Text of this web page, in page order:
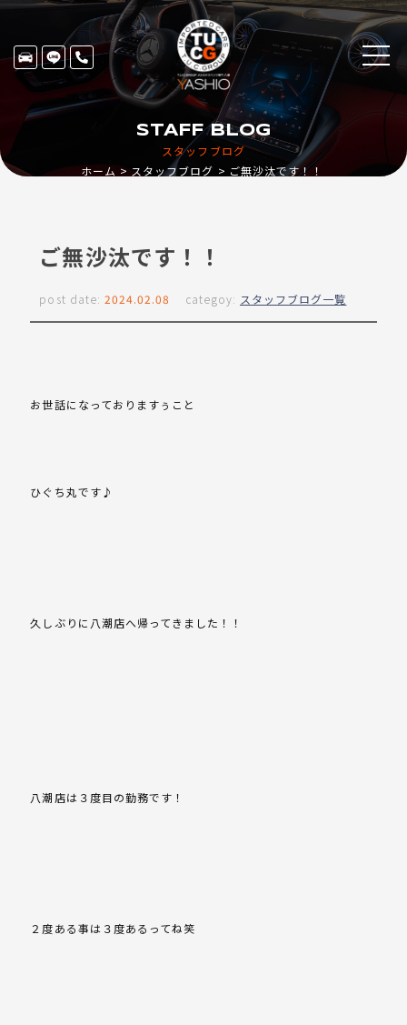
スタッフブログ
STAFF BLOG
ホーム スタッフブログ ご無沙汰です！！
ご無沙汰です！！
post date: 2024.02.08 categoy: スタッフブログ一覧
お世話になっておりますぅこと
ひぐち丸です♪
久しぶりに八潮店へ帰ってきました！！
八潮店は３度目の勤務です！
２度ある事は３度あるってね笑